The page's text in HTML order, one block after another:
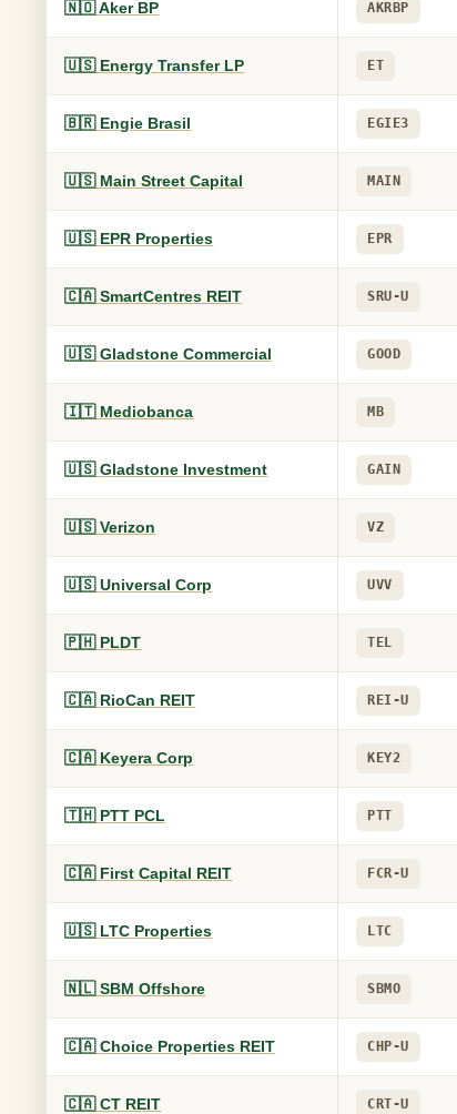
🇳🇴 Aker BP AKRBP
🇺🇸 Energy Transfer LP ET
🇧🇷 Engie Brasil EGIE3
🇺🇸 Main Street Capital MAIN
🇺🇸 EPR Properties EPR
🇨🇦 SmartCentres REIT SRU-U
🇺🇸 Gladstone Commercial GOOD
🇮🇹 Mediobanca MB
🇺🇸 Gladstone Investment GAIN
🇺🇸 Verizon VZ
🇺🇸 Universal Corp UVV
🇵🇭 PLDT TEL
🇨🇦 RioCan REIT REI-U
🇨🇦 Keyera Corp KEY2
🇹🇭 PTT PCL PTT
🇨🇦 First Capital REIT FCR-U
🇺🇸 LTC Properties LTC
🇳🇱 SBM Offshore SBMO
🇨🇦 Choice Properties REIT CHP-U
🇨🇦 CT REIT CRT-U